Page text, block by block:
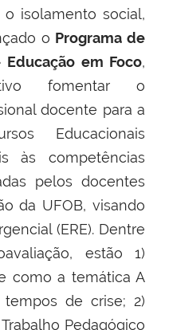
isolamento social,
o Programa de
Educação em Foco,
fomentar o
docente para a
Educacionais
às competências
pelos docentes
da UFOB, visando
(ERE). Dentre
estão 1)
como a temática A
tempos de crise; 2)
Pedagógico